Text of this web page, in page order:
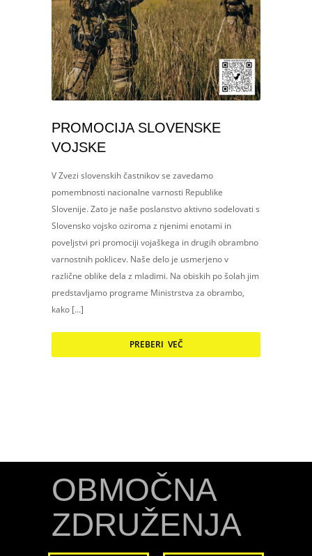
PROMOCIJA SLOVENSKE
VOJSKE
V Zvezi slovenskih častnikov se zavedamo
pomembnosti nacionalne varnosti Republike
Slovenije. Zato je naše poslanstvo aktivno sodelovati s
Slovensko vojsko oziroma z njenimi enotami in
poveljstvi pri promociji vojaškega in drugih obrambno
varnostnih poklicev. Naše delo je usmerjeno v
različne oblike dela z mladimi. Na obiskih po šolah jim
predstavljamo programe Ministrstva za obrambo,
kako […]
PREBERI VEČ
OBMOČNA
ZDRUŽENJA